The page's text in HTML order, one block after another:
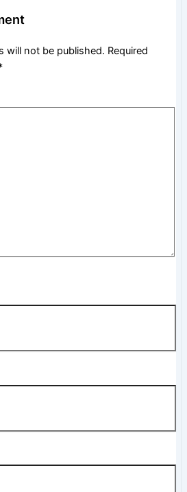
will not be published. Required